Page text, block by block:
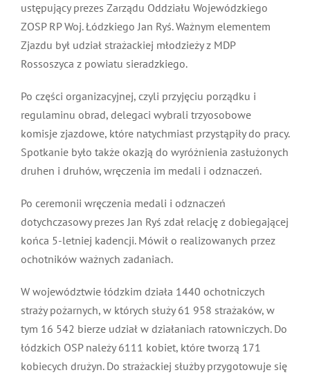
PNWM
Floriany
Historia
Projekty
Poradnik
Sklep
100-lecie
ustępujący prezes Zarządu Oddziału Wojewódzkiego
ZOSP RP Woj. Łódzkiego Jan Ryś. Ważnym elementem
Zjazdu był udział strażackiej młodzieży z MDP
Rossoszyca z powiatu sieradzkiego.
Po części organizacyjnej, czyli przyjęciu porządku i
regulaminu obrad, delegaci wybrali trzyosobowe
komisje zjazdowe, które natychmiast przystąpiły do pracy.
Spotkanie było także okazją do wyróżnienia zasłużonych
druhen i druhów, wręczenia im medali i odznaczeń.
Po ceremonii wręczenia medali i odznaczeń
dotychczasowy prezes Jan Ryś zdał relację z dobiegającej
końca 5-letniej kadencji. Mówił o realizowanych przez
ochotników ważnych zadaniach.
W województwie łódzkim działa 1440 ochotniczych
straży pożarnych, w których służy 61 958 strażaków, w
tym 16 542 bierze udział w działaniach ratowniczych. Do
łódzkich OSP należy 6111 kobiet, które tworzą 171
kobiecych drużyn. Do strażackiej służby przygotowuje się